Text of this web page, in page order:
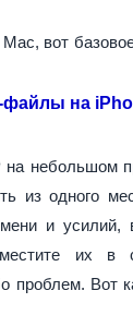
вот
файлы на
небольшом
из одного
и усилий,
их в
проблем. Вот